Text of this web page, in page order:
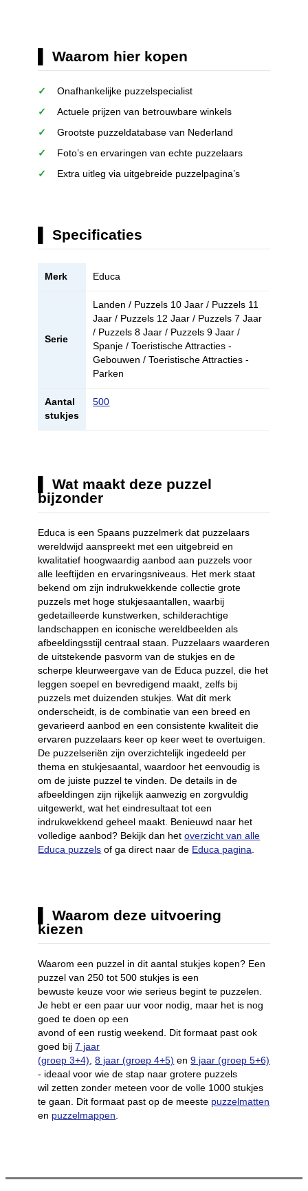
Waarom hier kopen
Onafhankelijke puzzelspecialist
Actuele prijzen van betrouwbare winkels
Grootste puzzeldatabase van Nederland
Foto’s en ervaringen van echte puzzelaars
Extra uitleg via uitgebreide puzzelpagina’s
Specificaties
Merk Educa
Serie
Landen / Puzzels 10 Jaar / Puzzels 11
Jaar / Puzzels 12 Jaar / Puzzels 7 Jaar
/ Puzzels 8 Jaar / Puzzels 9 Jaar /
Spanje / Toeristische Attracties -
Gebouwen / Toeristische Attracties -
Parken
Aantal
stukjes
500
Wat maakt deze puzzel
bijzonder
Educa is een Spaans puzzelmerk dat puzzelaars
wereldwijd aanspreekt met een uitgebreid en
kwalitatief hoogwaardig aanbod aan puzzels voor
alle leeftijden en ervaringsniveaus. Het merk staat
bekend om zijn indrukwekkende collectie grote
puzzels met hoge stukjesaantallen, waarbij
gedetailleerde kunstwerken, schilderachtige
landschappen en iconische wereldbeelden als
afbeeldingsstijl centraal staan. Puzzelaars waarderen
de uitstekende pasvorm van de stukjes en de
scherpe kleurweergave van de Educa puzzel, die het
leggen soepel en bevredigend maakt, zelfs bij
puzzels met duizenden stukjes. Wat dit merk
onderscheidt, is de combinatie van een breed en
gevarieerd aanbod en een consistente kwaliteit die
ervaren puzzelaars keer op keer weet te overtuigen.
De puzzelseriën zijn overzichtelijk ingedeeld per
thema en stukjesaantal, waardoor het eenvoudig is
om de juiste puzzel te vinden. De details in de
afbeeldingen zijn rijkelijk aanwezig en zorgvuldig
uitgewerkt, wat het eindresultaat tot een
indrukwekkend geheel maakt. Benieuwd naar het
volledige aanbod? Bekijk dan hetoverzicht van alle
Educa puzzels of ga direct naar de Educa pagina.
Waarom deze uitvoering
kiezen
Waarom een puzzel in dit aantal stukjes kopen? Een
puzzel van 250 tot 500 stukjes is een
bewuste keuze voor wie serieus begint te puzzelen.
Je hebt er een paar uur voor nodig, maar het is nog
goed te doen op een
avond of een rustig weekend. Dit formaat past ook
goed bij7 jaar
(groep 3+4),8 jaar (groep 4+5) en9 jaar (groep 5+6)
- ideaal voor wie de stap naar grotere puzzels
wil zetten zonder meteen voor de volle 1000 stukjes
te gaan. Dit formaat past op de meeste puzzelmatten
en puzzelmappen.